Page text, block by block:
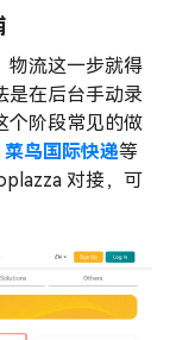
物流这一步就得
是在后台手动录
个阶段常见的做
菜鸟国际快递等
对接，可